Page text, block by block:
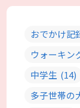
おでかけ記
ウォーキン
中学生 (14)
多子世帯の